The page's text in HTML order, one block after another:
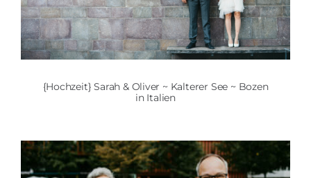
{Hochzeit} Sarah & Oliver ~ Kalterer See ~ Bozen
in Italien